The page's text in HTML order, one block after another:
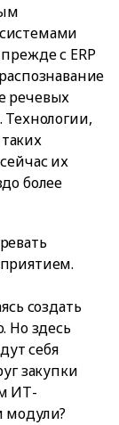
с ERP
речевых
их
более
создать
Но здесь
себя
закупки
ИТ-
модули?